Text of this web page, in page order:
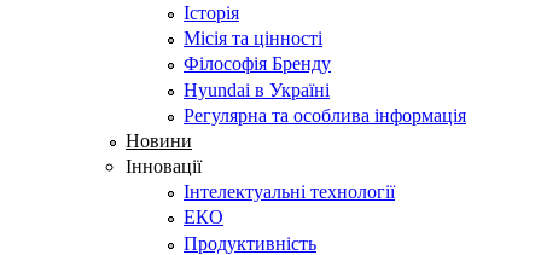
Історія
Місія та цінності
Філософія Бренду
Hyundai в Україні
Регулярна та особлива інформація
Новини
Інновації
Інтелектуальні технології
ЕКО
Продуктивність